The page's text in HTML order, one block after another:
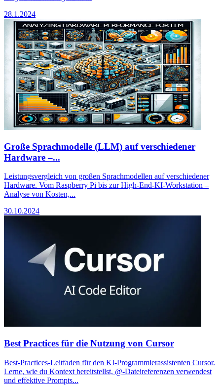
28.1.2024
Große Sprachmodelle (LLM) auf verschiedener
Hardware –...
Leistungsvergleich von großen Sprachmodellen auf verschiedener
Hardware. Vom Raspberry Pi bis zur High-End-KI-Workstation –
Analyse von Kosten,...
30.10.2024
Best Practices für die Nutzung von Cursor
Best-Practices-Leitfaden für den KI-Programmierassistenten Cursor.
Lerne, wie du Kontext bereitstellst, @-Dateireferenzen verwendest
und effektive Prompts...